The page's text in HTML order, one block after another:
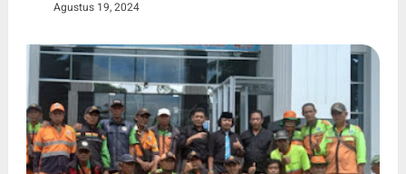
Agustus 19, 2024